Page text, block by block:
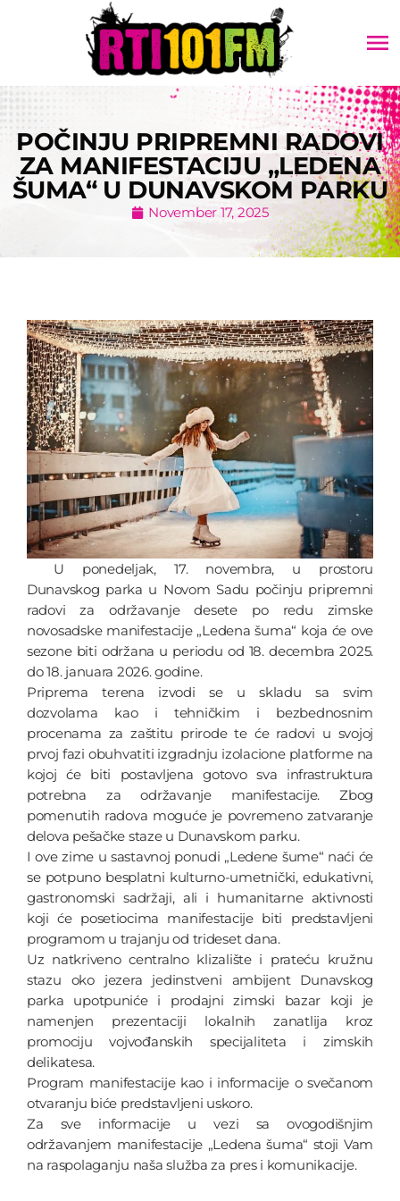
menu
POČINJU PRIPREMNI RADOVI
ZA MANIFESTACIJU „LEDENA
ŠUMA“ U DUNAVSKOM PARKU
November 17, 2025
U ponedeljak, 17. novembra, u prostoru
Dunavskog parka u Novom Sadu počinju pripremni
radovi za održavanje desete po redu zimske
novosadske manifestacije „Ledena šuma“ koja će ove
sezone biti održana u periodu od 18. decembra 2025.
do 18. januara 2026. godine.
Priprema terena izvodi se u skladu sa svim
dozvolama kao i tehničkim i bezbednosnim
procenama za zaštitu prirode te će radovi u svojoj
prvoj fazi obuhvatiti izgradnju izolacione platforme na
kojoj će biti postavljena gotovo sva infrastruktura
potrebna za održavanje manifestacije. Zbog
pomenutih radova moguće je povremeno zatvaranje
delova pešačke staze u Dunavskom parku.
I ove zime u sastavnoj ponudi „Ledene šume“ naći će
se potpuno besplatni kulturno-umetnički, edukativni,
gastronomski sadržaji, ali i humanitarne aktivnosti
koji će posetiocima manifestacije biti predstavljeni
programom u trajanju od trideset dana.
Uz natkriveno centralno klizalište i prateću kružnu
stazu oko jezera jedinstveni ambijent Dunavskog
parka upotpuniće i prodajni zimski bazar koji je
namenjen prezentaciji lokalnih zanatlija kroz
promociju vojvođanskih specijaliteta i zimskih
delikatesa.
Program manifestacije kao i informacije o svečanom
otvaranju biće predstavljeni uskoro.
Za sve informacije u vezi sa ovogodišnjim
održavanjem manifestacije „Ledena šuma“ stoji Vam
na raspolaganju naša služba za pres i komunikacije.